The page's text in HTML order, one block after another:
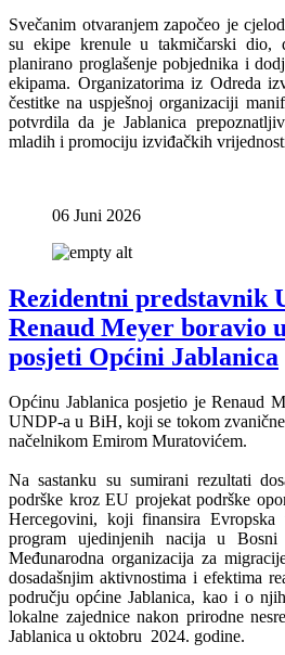
Svečanim otvaranjem započeo je
su ekipe krenule u takmičarski dio,
planirano proglašenje pobjednika i
ekipama. Organizatorima iz Odreda
čestitke na uspješnoj organizaciji
potvrdila da je Jablanica
mladih i promociju izviđačkih
06 Juni 2026
Rezidentni predstavnik
Renaud Meyer boravio
posjeti Općini Jablanica
Općinu Jablanica posjetio je Renaud
UNDP-a u BiH, koji se tokom zvanične
načelnikom Emirom Muratovićem.
Na sastanku su sumirani rezultati
podrške kroz EU projekat podrške
Hercegovini, koji finansira
program ujedinjenih nacija u
Međunarodna organizacija za
dosadašnjim aktivnostima i efektima
području općine Jablanica, kao i o
lokalne zajednice nakon prirodne
Jablanica u oktobru 2024. godine.